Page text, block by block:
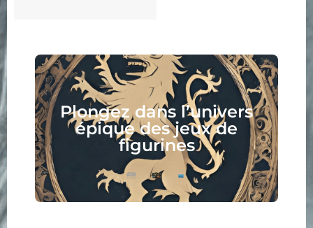
Plongez dans l’univers
épique des jeux de
figurines